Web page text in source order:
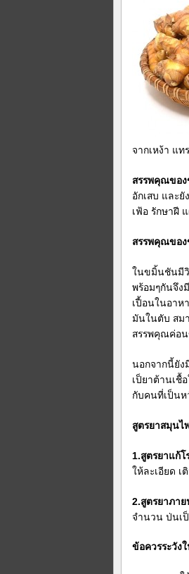
จากเหง้า แ
สรรพคุณขอ
อักเสบ และ
เฟ้อ รักษาฝี
สรรพคุณขอ
ในขมิ้นชันมีวิ
พร้อมๆกันจึง
เปื้อนในอาห
มันในตับ สม
สรรพคุณค่อ
นอกจากนี้ยัง
เป็ยาต้านเชื้
กับคนที่เป็นห
สูตรยาสมุนไ
1.สูตรยาแก้โ
ให้ละเอียด
2.สูตรยาภา
จำนวน ป่นเ
ข้อควรระวัง